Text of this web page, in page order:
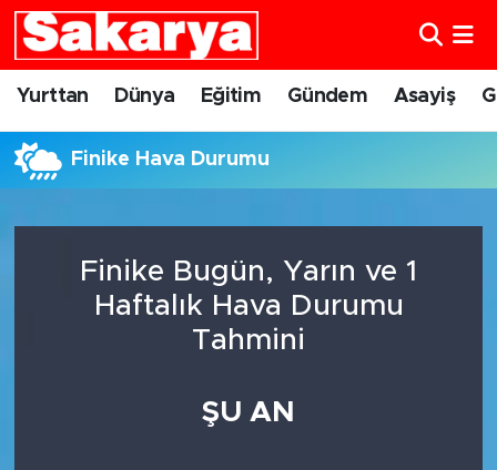
Yurttan Dünya Eğitim Gündem Asayiş
Finike Hava Durumu
Finike Bugün, Yarın ve 1
Haftalık Hava Durumu
Tahmini
ŞU AN
Yurttan
Eskişehirspor
Eskişehir Nöbetçi Eczaneler
Süper Lig Puan Durumu ve Fikstür
Son Dakika Haberleri